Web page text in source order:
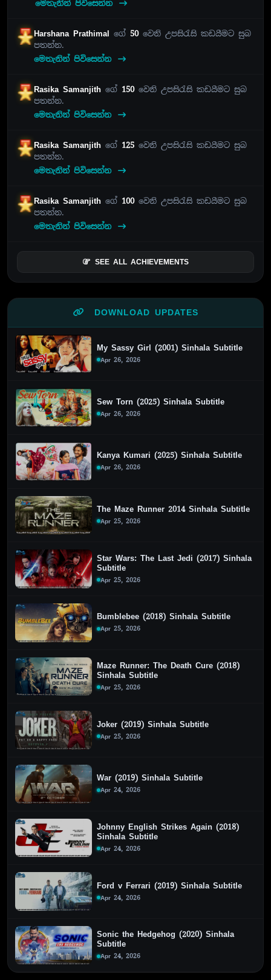
මෙතැනින් පිවිසෙන්න
Harshana Prathimal ගේ 50වෙනි උපසිරැසි කඩයීමට සුබ
පතන්න.
මෙතැනින් පිවිසෙන්න
Rasika Samanjithගේ 150වෙනි උපසිරැසි කඩයීමට සුබ
පතන්න.
මෙතැනින් පිවිසෙන්න
Rasika Samanjithගේ 125 වෙනි උපසිරැසි කඩයීමට සුබ
පතන්න.
මෙතැනින් පිවිසෙන්න
Rasika Samanjithගේ 100වෙනි උපසිරැසි කඩයීමට සුබ
පතන්න.
මෙතැනින් පිවිසෙන්න
SEE ALL ACHIEVEMENTS
DOWNLOAD UPDATES
My Sassy Girl (2001) Sinhala Subtitle
Apr 26, 2026
Sew Torn (2025) Sinhala Subtitle
Apr 26, 2026
Kanya Kumari (2025) Sinhala Subtitle
Apr 26, 2026
The Maze Runner 2014 Sinhala Subtitle
Apr 25, 2026
Star Wars: The Last Jedi (2017) Sinhala
Subtitle
Apr 25, 2026
Bumblebee (2018) Sinhala Subtitle
Apr 25, 2026
Maze Runner: The Death Cure (2018)
Sinhala Subtitle
Apr 25, 2026
Joker (2019) Sinhala Subtitle
Apr 25, 2026
War (2019) Sinhala Subtitle
Apr 24, 2026
Johnny English Strikes Again (2018)
Sinhala Subtitle
Apr 24, 2026
Ford v Ferrari (2019) Sinhala Subtitle
Apr 24, 2026
Sonic the Hedgehog (2020) Sinhala
Subtitle
Apr 24, 2026